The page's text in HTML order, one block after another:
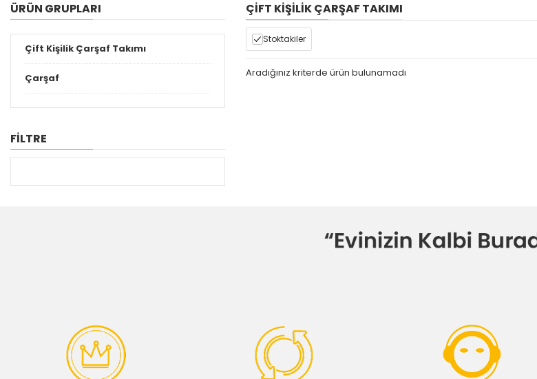
ÜRÜN GRUPLARI
Çift Kişilik Çarşaf Takımı
Çarşaf
FİLTRE
ÇIFT KIŞILIK ÇARŞAF TAKIMI
Stoktakiler
Aradığınız kriterde ürün bulunamadı